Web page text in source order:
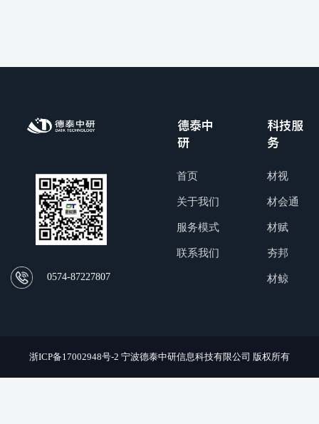
0574-87227807
德泰中
研
首页
关于我们
服务模式
联系我们
科技服
务
材视
材会通
材赋
夯邦
材鲸
浙ICP备17002948号-2 宁波德泰中研信息科技有限公司 版权所有